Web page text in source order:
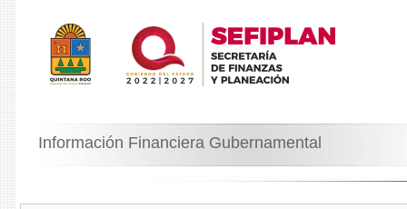
Información Financiera Gubernamental